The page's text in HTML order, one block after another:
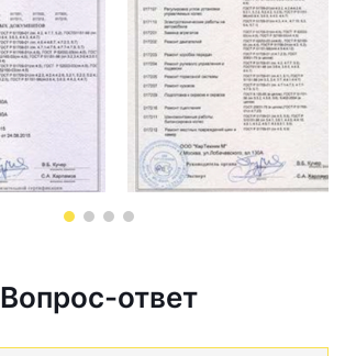
Вопрос-ответ